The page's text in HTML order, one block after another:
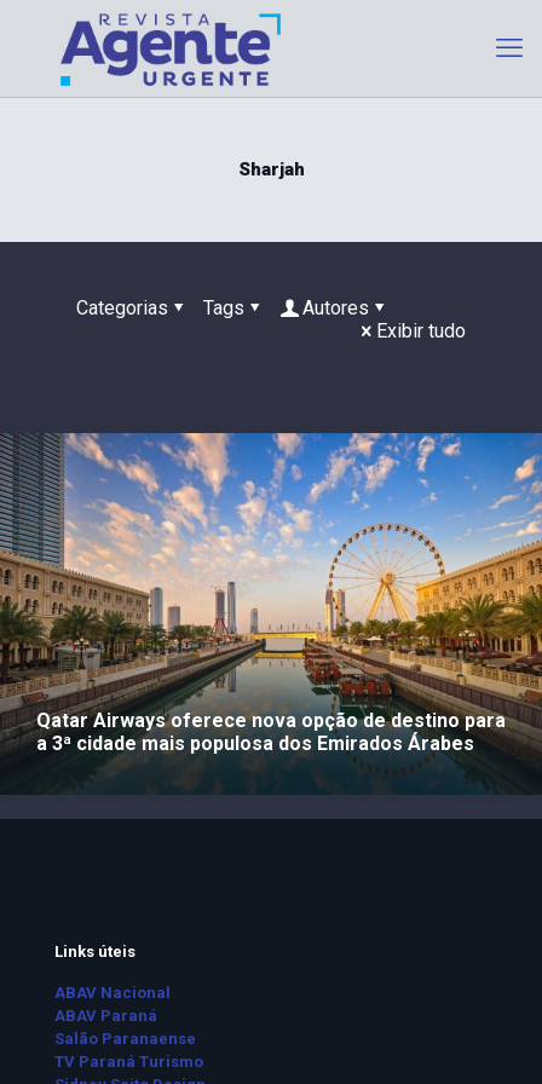
Sharjah
Categorias Tags
Autores
Exibir tudo
Qatar Airways oferece nova opção de destino para
a 3ª cidade mais populosa dos Emirados Árabes
Links úteis
ABAV Nacional
ABAV Paraná
Salão Paranaense
TV Paraná Turismo